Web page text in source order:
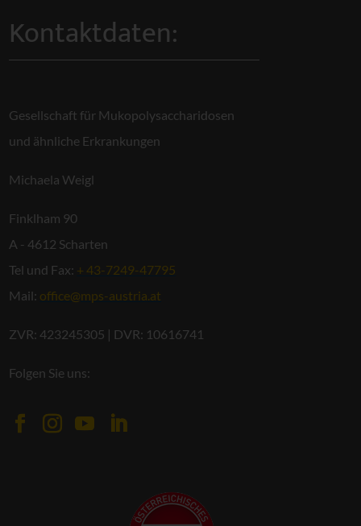
Kontaktdaten:
Gesellschaft für Mukopolysaccharidosen
und ähnliche Erkrankungen
Michaela Weigl
Finklham 90
A - 4612 Scharten
Tel und Fax: + 43-7249-47795
Mail: office@mps-austria.at
ZVR: 423245305 | DVR: 10616741
Folgen Sie uns: